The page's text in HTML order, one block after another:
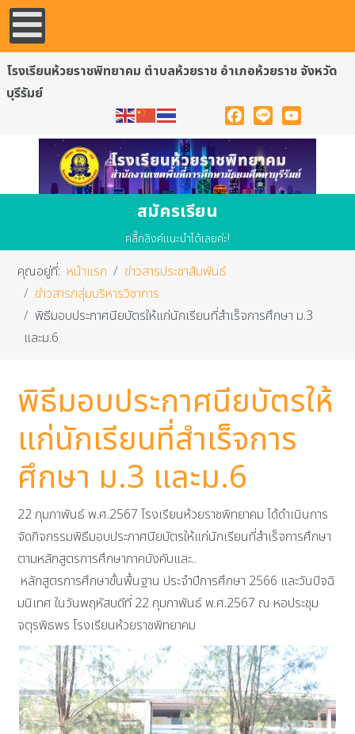
โรงเรียนห้วยราชพิทยาคม ตำบลห้วยราช อำเภอห้วยราช จังหวัด
บุรีรัมย์
Facebook
Line YouTube
สมัครเรียน
คลื๊กลิงค์แนะนำได้เลยค่ะ!
คุณอยู่ที่: หน้าแรก
ข่าวสารประชาสัมพันธ์
ข่าวสารกลุ่มบริหารวิชาการ
พิธีมอบประกาศนียบัตรให้แก่นักเรียนที่สำเร็จการศึกษา ม.3
และม.6
พิธีมอบประกาศนียบัตรให้
แก่นักเรียนที่สำเร็จการ
ศึกษา ม.3 และม.6
22 กุมภาพันธ์ พ.ศ.2567 โรงเรียนห้วยราชพิทยาคม ได้ดำเนินการ
จัดกิจกรรมพิธีมอบประกาศนียบัตรให้แก่นักเรียนที่สำเร็จการศึกษา
ตามหลักสูตรการศึกษาภาคบังคับและ..
หลักสูตรการศึกษาขั้นพื้นฐาน ประจำปีการศึกษา 2566 และวันปิจฉิ
มนิเทศ ในวันพฤหัสบดีที่ 22 กุมภาพันธ์ พ.ศ.2567 ณ หอประชุม
จตุรพิธพร โรงเรียนห้วยราชพิทยาคม